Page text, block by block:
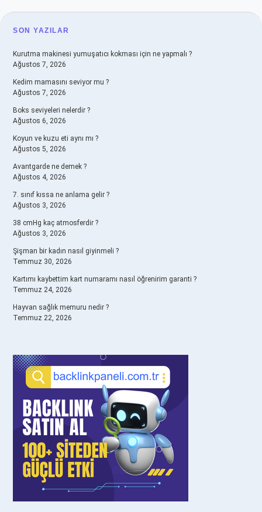
SIDEBAR
SON YAZILAR
Kurutma makinesi yumuşatıcı kokması için ne yapmalı ?
Ağustos 7, 2026
Kedim mamasını seviyor mu ?
Ağustos 7, 2026
Boks seviyeleri nelerdir ?
Ağustos 6, 2026
Koyun ve kuzu eti aynı mı ?
Ağustos 5, 2026
Avantgarde ne demek ?
Ağustos 4, 2026
7. sınıf kıssa ne anlama gelir ?
Ağustos 3, 2026
38 cmHg kaç atmosferdir ?
Ağustos 3, 2026
Şişman bir kadın nasıl giyinmeli ?
Temmuz 30, 2026
Kartımı kaybettim kart numaramı nasıl öğrenirim garanti ?
Temmuz 24, 2026
Hayvan sağlık memuru nedir ?
Temmuz 22, 2026